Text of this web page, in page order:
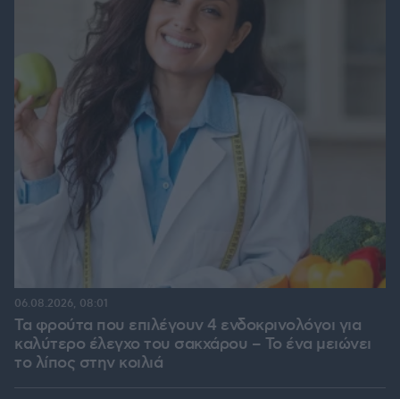
Τα φρούτα που επιλέγουν 4 ενδοκρινολόγοι για
καλύτερο έλεγχο του σακχάρου – Το ένα μειώνει
το λίπος στην κοιλιά
06.08.2026, 08:01